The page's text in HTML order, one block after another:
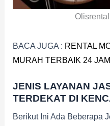
BACA JUGA : RENTAL
MURAH TERBAIK 24 JAM
JENIS LAYANAN
TERDEKAT DI
Berikut Ini Ada Beberapa